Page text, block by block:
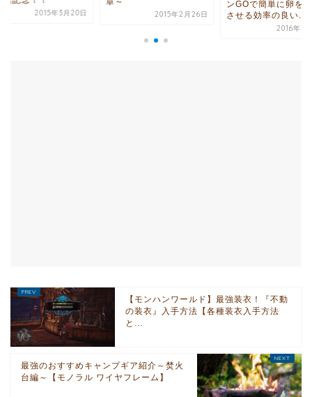
2015年2月26日
ンGOで簡単に卵を孵化
させる効率の良い...
2015年3
【モンハンワールド】最強装衣！『不動
の装衣』入手方法【各種装衣入手方法
と...
最強のおすすめキャンプギア紹介～焚火
台編～【モノラル ワイヤフレーム】